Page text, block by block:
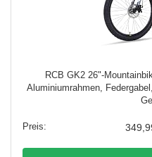
RCB GK2 26"-
Aluminiumrahmen,